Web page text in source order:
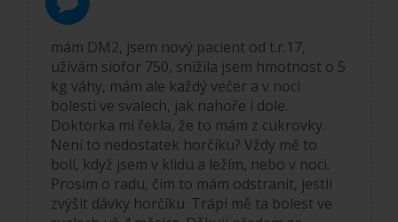
mám DM2, jsem nový pacient od t.r.17,
užívám siofor 750, snížila jsem hmotnost o 5
kg váhy, mám ale každý večer a v noci
bolesti ve svalech, jak nahoře i dole.
Doktorka mi řekla, že to mám z cukrovky.
Není to nedostatek horčíku? Vždy mě to
bolí, když jsem v klidu a ležím, nebo v noci.
Prosím o radu, čím to mám odstranit, jestli
zvýšit dávky horčíku. Trápí mě ta bolest ve